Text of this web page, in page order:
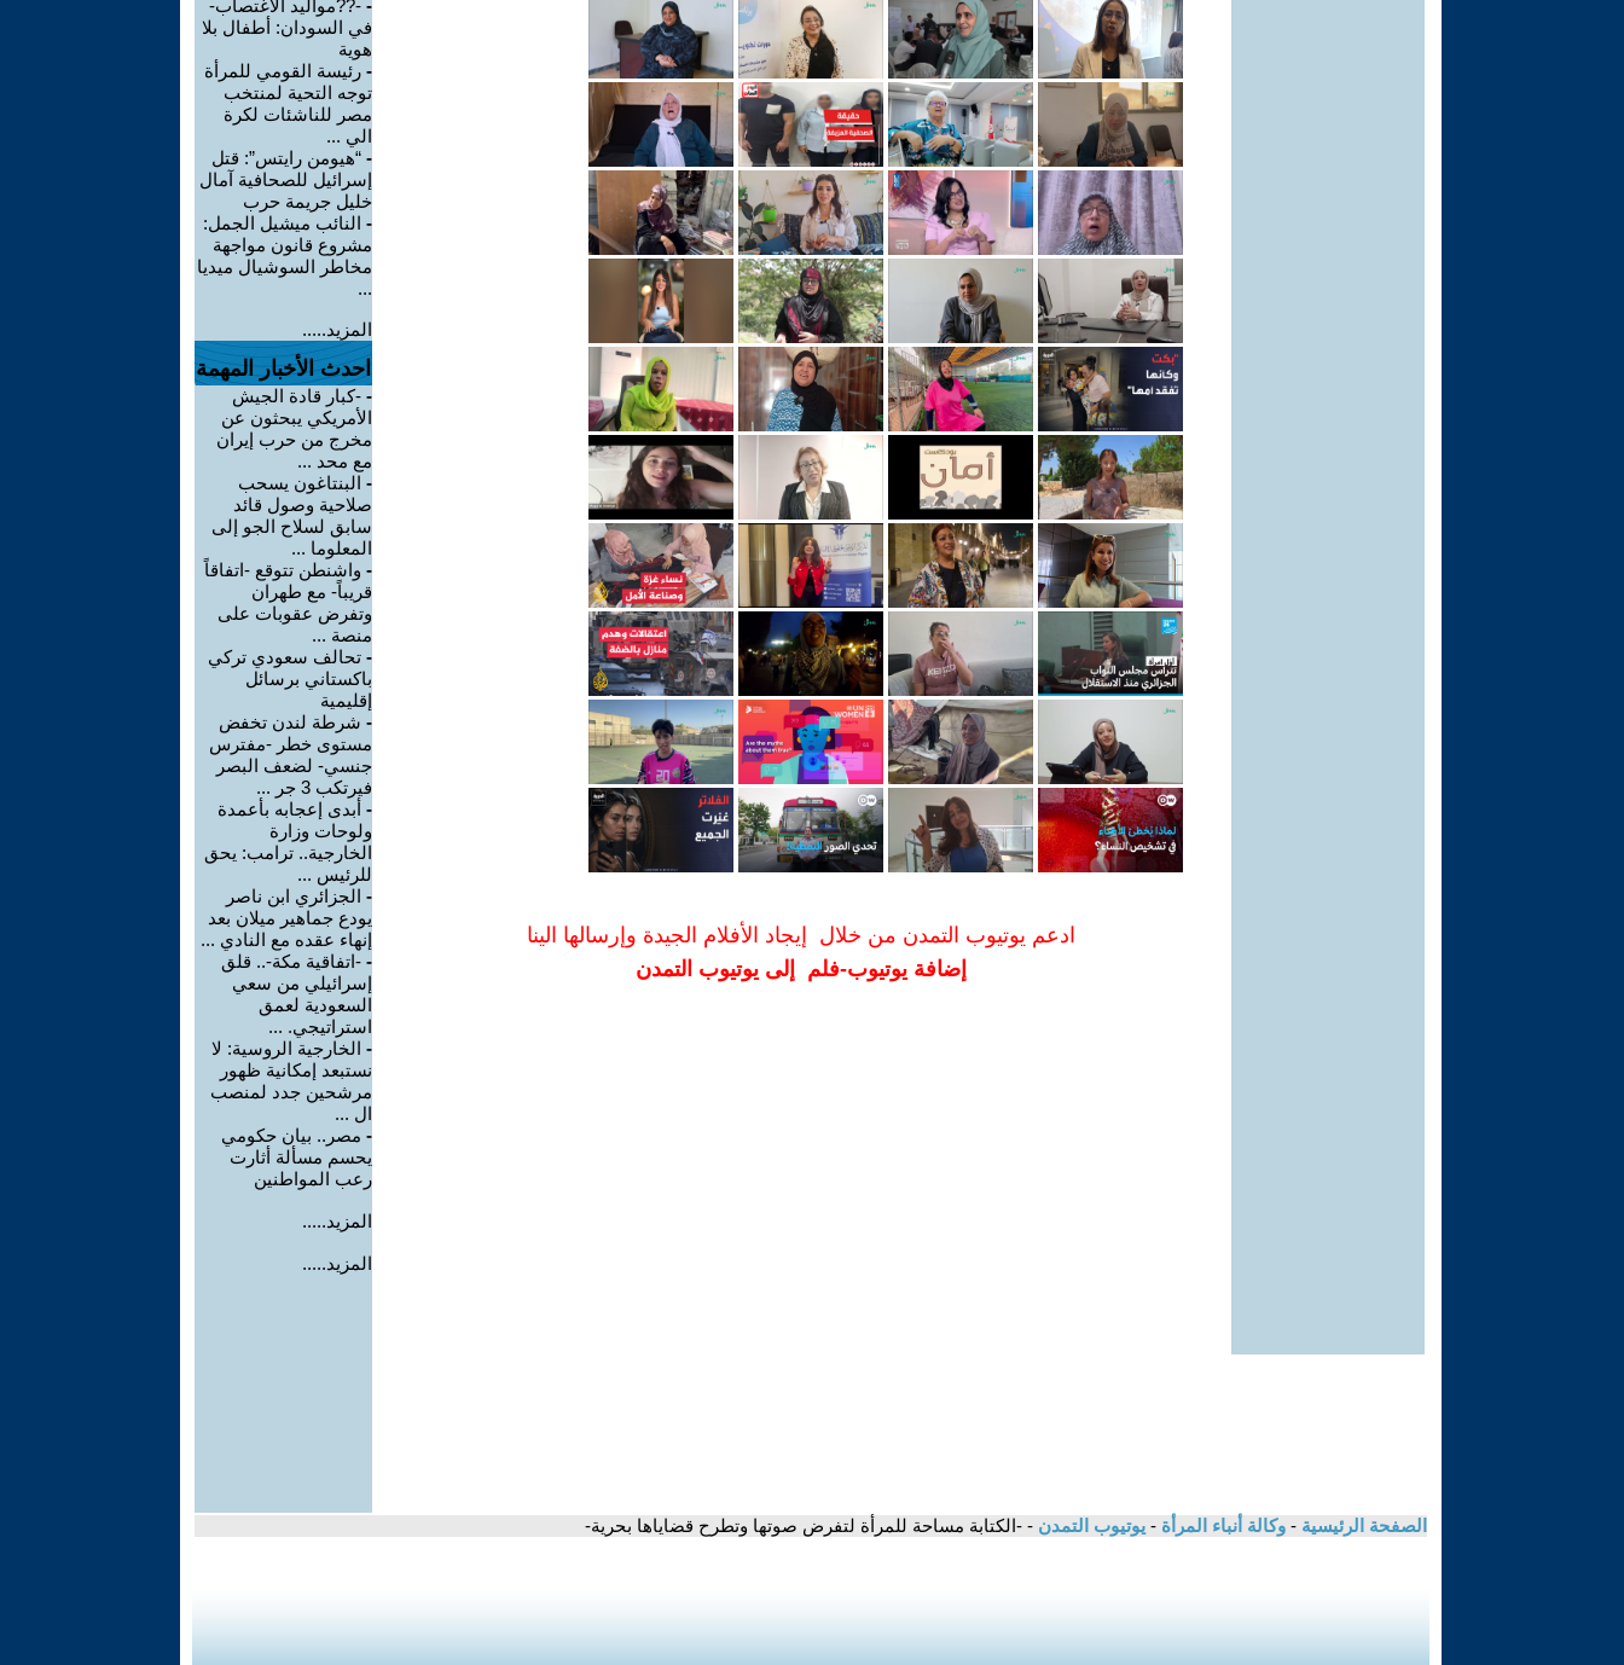
ادعم يوتيوب التمدن من خلال إيجاد الأفلام الجيدة وإرسالها الينا
إضافة يوتيوب-فلم إلى يوتيوب التمدن
- -??مواليد الاغتصاب-
في السودان: أطفال بلا
هوية
- رئيسة القومي للمرأة
توجه التحية لمنتخب
مصر للناشئات لكرة
الي ...
- “هيومن رايتس”: قتل
إسرائيل للصحافية آمال
خليل جريمة حرب
- النائب ميشيل الجمل:
مشروع قانون مواجهة
مخاطر السوشيال ميديا
...
المزيد.....
احدث الأخبار المهمة
- -كبار قادة الجيش
الأمريكي يبحثون عن
مخرج من حرب إيران
مع محد ...
- البنتاغون يسحب
صلاحية وصول قائد
سابق لسلاح الجو إلى
المعلوما ...
- واشنطن تتوقع -اتفاقاً
قريباً- مع طهران
وتفرض عقوبات على
منصة ...
- تحالف سعودي تركي
باكستاني برسائل
إقليمية
- شرطة لندن تخفض
مستوى خطر -مفترس
جنسي- لضعف البصر
فيرتكب 3 جر ...
- أبدى إعجابه بأعمدة
ولوحات وزارة
الخارجية.. ترامب: يحق
للرئيس ...
- الجزائري ابن ناصر
يودع جماهير ميلان بعد
إنهاء عقده مع النادي ...
- -اتفاقية مكة-.. قلق
إسرائيلي من سعي
السعودية لعمق
استراتيجي. ...
- الخارجية الروسية: لا
نستبعد إمكانية ظهور
مرشحين جدد لمنصب
ال ...
- مصر.. بيان حكومي
يحسم مسألة أثارت
رعب المواطنين
المزيد.....
المزيد.....
الصفحة الرئيسية - وكالة أنباء المرأة - يوتيوب التمدن - -الكتابة مساحة للمرأة لتفرض صوتها وتطرح قضاياها بحرية-